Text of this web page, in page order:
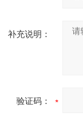
补充说明：
验证码：